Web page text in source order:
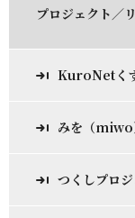
プロジェクト／
KuroNetく
みを（miwo
つくしプロ